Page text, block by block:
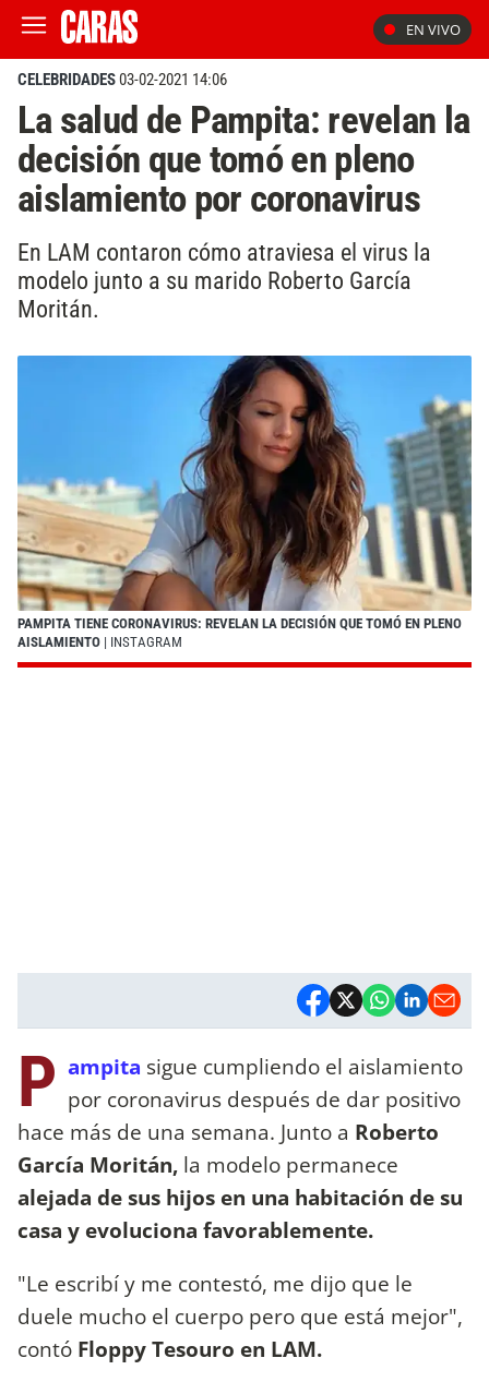
EN VIVO
CELEBRIDADES03-02-2021 14:06
La salud de Pampita: revelan la
decisión que tomó en pleno
aislamiento por coronavirus
En LAM contaron cómo atraviesa el virus la
modelo junto a su marido Roberto García
Moritán.
PAMPITA TIENE CORONAVIRUS: REVELAN LA DECISIÓN QUE TOMÓ EN PLENO
AISLAMIENTO | INSTAGRAM
P ampita sigue cumpliendo el aislamiento
por coronavirus después de dar positivo
hace más de una semana. Junto a Roberto
García Moritán, la modelo permanece
alejada de sus hijos en una habitación de su
casa y evoluciona favorablemente.
"Le escribí y me contestó, me dijo que le
duele mucho el cuerpo pero que está mejor",
contó Floppy Tesouro en LAM.